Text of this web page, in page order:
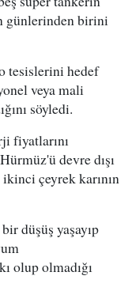
günlerinden birini
tesislerini hedef
veya mali
söyledi.
fiyatlarını
devre dışı
ikinci çeyrek karının
düşüş yaşayıp
olup olmadığı